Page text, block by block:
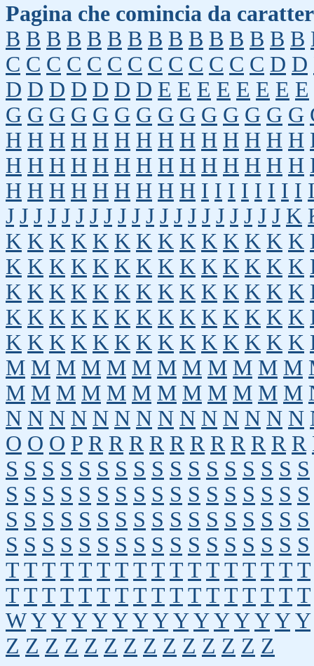
Pagina che comincia da
B B B B B B B B B B B B B B B
C C C C C C C C C C C C C D D
D D D D D D D E E E E E E E E
G G G G G G G G G G G G G G
H H H H H H H H H H H H H H
H H H H H H H H H H H H H H
H H H H H H H H H I I I I I I I I
J J J J J J J J J J J J J J J J J J J J K
K K K K K K K K K K K K K K
K K K K K K K K K K K K K K
K K K K K K K K K K K K K K
K K K K K K K K K K K K K K
K K K K K K K K K K K K K K
M M M M M M M M M M M M
M M M M M M M M M M M M
N N N N N N N N N N N N N N
O O O P R R R R R R R R R R R
S S S S S S S S S S S S S S S S S
S S S S S S S S S S S S S S S S S
S S S S S S S S S S S S S S S S S
S S S S S S S S S S S S S S S S S
T T T T T T T T T T T T T T T T T
T T T T T T T T T T T T T T T T T
W Y Y Y Y Y Y Y Y Y Y Y Y Y Y
Z Z Z Z Z Z Z Z Z Z Z Z Z Z